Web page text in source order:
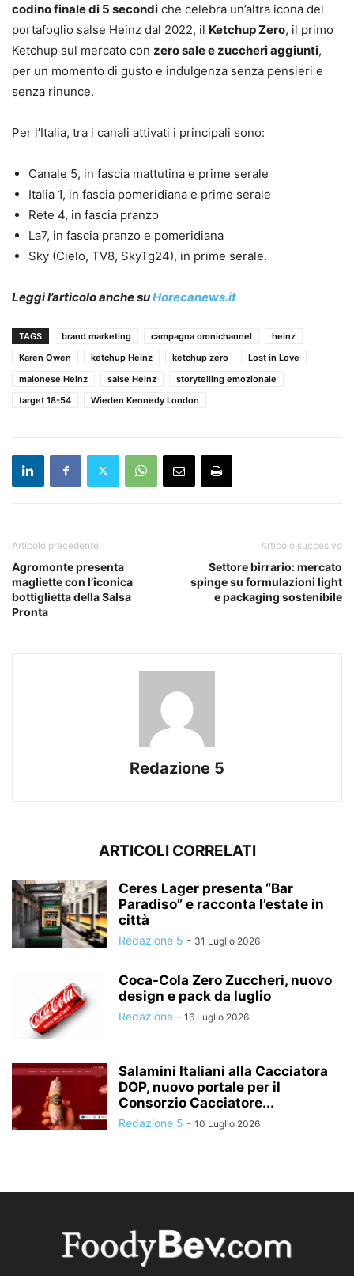
codino finale di 5 secondi che celebra un’altra icona del
portafoglio salse Heinz dal 2022, il Ketchup Zero, il primo
Ketchup sul mercato con zero sale e zuccheri aggiunti,
per un momento di gusto e indulgenza senza pensieri e
senza rinunce.
Per l’Italia, tra i canali attivati i principali sono:
Canale 5, in fascia mattutina e prime serale
Italia 1, in fascia pomeridiana e prime serale
Rete 4, in fascia pranzo
La7, in fascia pranzo e pomeridiana
Sky (Cielo, TV8, SkyTg24), in prime serale.
Leggi l’articolo anche suHorecanews.it
TAGS brand marketing campagna omnichannel
heinz
Karen Owen
ketchup Heinz ketchup zero
Lost in Love
maionese Heinz
salse Heinz
storytelling emozionale
target 18-54
Wieden Kennedy London
Articolo precedente
Agromonte presenta
magliette con l’iconica
bottiglietta della Salsa
Pronta
Articolo succesivo
Settore birrario: mercato
spinge su formulazioni light
e packaging sostenibile
Redazione 5
ARTICOLI CORRELATI
Ceres Lager presenta “Bar
Paradiso” e racconta l’estate in
città
Redazione 5 - 31 Luglio 2026
Coca-Cola Zero Zuccheri, nuovo
design e pack da luglio
Redazione - 16 Luglio 2026
Salamini Italiani alla Cacciatora
DOP, nuovo portale per il
Consorzio Cacciatore...
Redazione 5 - 10 Luglio 2026